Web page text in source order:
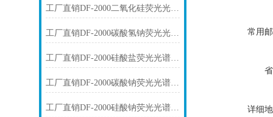
工厂直销DF-2000二氧化硅荧光光谱仪技术参数
工厂直销DF-2000碳酸氢钠荧光光谱仪技术参数
工厂直销DF-2000硅酸盐荧光光谱仪技术参数
工厂直销DF-2000碳酸钠荧光光谱仪技术参数
工厂直销DF-2000硅酸钠荧光光谱仪技术参数
常用
详细